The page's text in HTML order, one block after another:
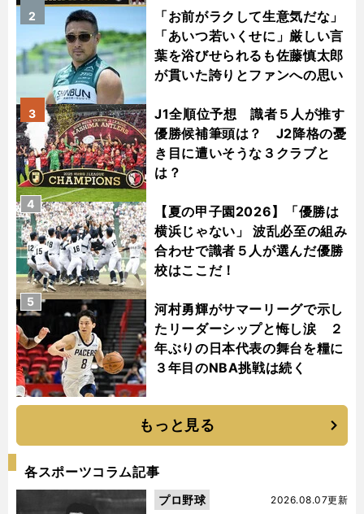
「お前がラクして生意気だな」
「あいつ若いくせに」厳しい言
葉を浴びせられるも佐藤慎太郎
が貫いた誇りとファンへの思い
2
J1全順位予想 識者５人が推す
優勝候補筆頭は？ J2降格の憂
き目に遭いそうな３クラブと
は？
3
【夏の甲子園2026】「優勝は
横浜じゃない」 波乱必至の組み
合わせで識者５人が選んだ優勝
校はここだ！
4
河村勇輝がサマーリーグで示し
たリーダーシップと悔し涙 ２
年ぶりの日本代表の舞台を糧に
３年目のNBA挑戦は続く
5
もっと見る
各スポーツコラム記事
2026.08.07更新
プロ野球